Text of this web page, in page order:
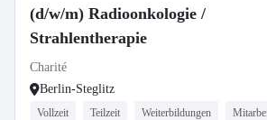
(d/w/m) Radioonkologie /
Strahlentherapie
Charité
Berlin-Steglitz
Vollzeit Teilzeit Weiterbildungen